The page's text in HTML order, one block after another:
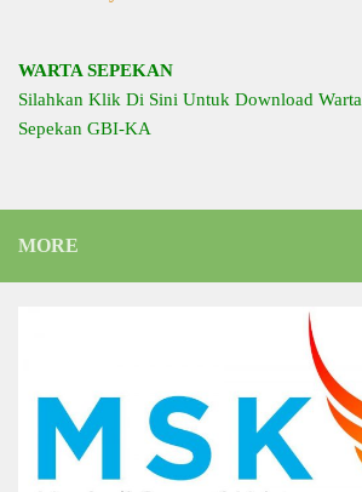
WARTA SEPEKAN
Silahkan Klik Di Sini Untuk Download Warta
Sepekan GBI-KA
MORE